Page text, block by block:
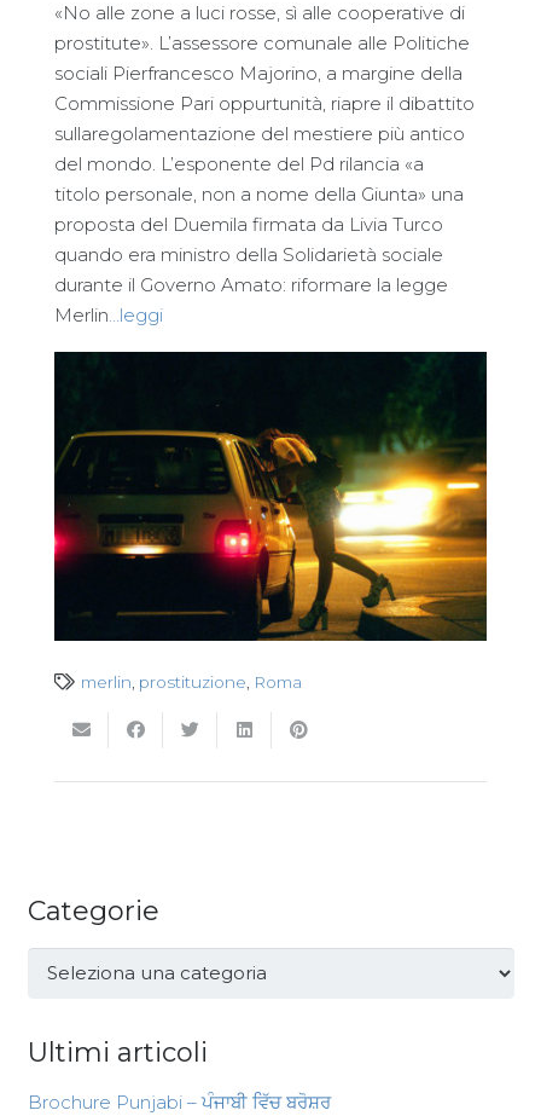
«No alle zone a luci rosse, sì alle cooperative di
prostitute». L’assessore comunale alle Politiche
sociali Pierfrancesco Majorino, a margine della
Commissione Pari oppurtunità, riapre il dibattito
sullaregolamentazione del mestiere più antico
del mondo. L’esponente del Pd rilancia «a
titolo personale, non a nome della Giunta» una
proposta del Duemila firmata da Livia Turco
quando era ministro della Solidarietà sociale
durante il Governo Amato: riformare la legge
Merlin…leggi
merlin prostituzione Roma
Categorie
Categorie
Ultimi articoli
Brochure Punjabi – ਪੰਜਾਬੀ ਵਿੱਚ ਬਰੋਸ਼ਰ